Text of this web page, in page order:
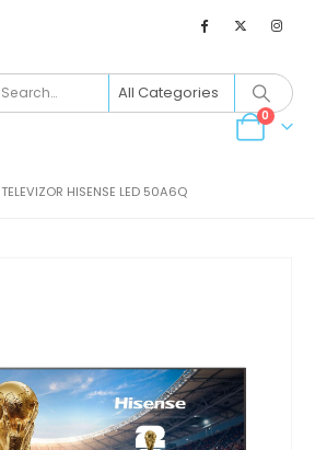
0
TELEVIZOR HISENSE LED 50A6Q